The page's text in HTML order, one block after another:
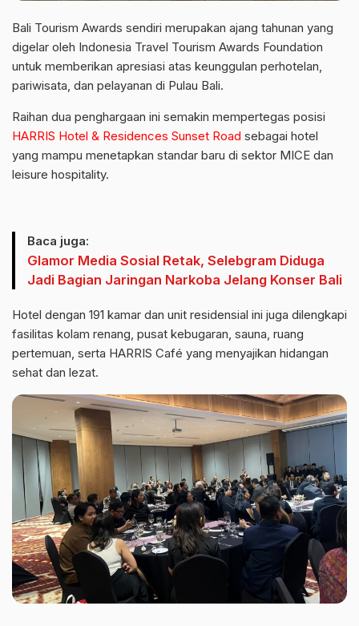
Bali Tourism Awards sendiri merupakan ajang tahunan yang
digelar oleh Indonesia Travel Tourism Awards Foundation
untuk memberikan apresiasi atas keunggulan perhotelan,
pariwisata, dan pelayanan di Pulau Bali.
Raihan dua penghargaan ini semakin mempertegas posisi
HARRIS Hotel & Residences Sunset Road sebagai hotel
yang mampu menetapkan standar baru di sektor MICE dan
leisure hospitality.
Baca juga:
Glamor Media Sosial Retak, Selebgram Diduga
Jadi Bagian Jaringan Narkoba Jelang Konser Bali
Hotel dengan 191 kamar dan unit residensial ini juga dilengkapi
fasilitas kolam renang, pusat kebugaran, sauna, ruang
pertemuan, serta HARRIS Café yang menyajikan hidangan
sehat dan lezat.